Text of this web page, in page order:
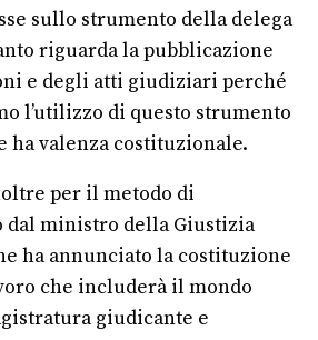
sullo strumento della delega
riguarda la pubblicazione
e degli atti giudiziari perché
l’utilizzo di questo strumento
ha valenza costituzionale.
per il metodo di
dal ministro della Giustizia
ha annunciato la costituzione
che includerà il mondo
giudicante e